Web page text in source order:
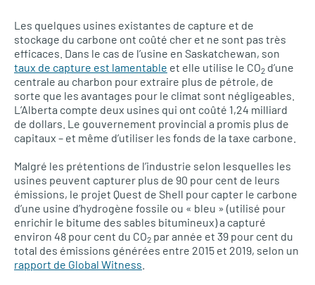
Les quelques usines existantes de capture et de
stockage du carbone ont coûté cher et ne sont pas très
efficaces. Dans le cas de l’usine en Saskatchewan, son
taux de capture est lamentable et elle utilise le CO2 d’une
centrale au charbon pour extraire plus de pétrole, de
sorte que les avantages pour le climat sont négligeables.
L’Alberta compte deux usines qui ont coûté 1,24 milliard
de dollars. Le gouvernement provincial a promis plus de
capitaux – et même d’utiliser les fonds de la taxe carbone.
Malgré les prétentions de l’industrie selon lesquelles les
usines peuvent capturer plus de 90 pour cent de leurs
émissions, le projet Quest de Shell pour capter le carbone
d’une usine d’hydrogène fossile ou « bleu » (utilisé pour
enrichir le bitume des sables bitumineux) a capturé
environ 48 pour cent du CO2 par année et 39 pour cent du
total des émissions générées entre 2015 et 2019, selon un
rapport de Global Witness